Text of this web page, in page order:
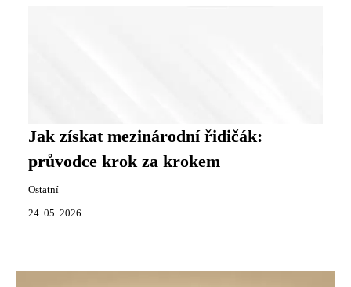
Jak získat mezinárodní řidičák:
průvodce krok za krokem
Ostatní
24. 05. 2026